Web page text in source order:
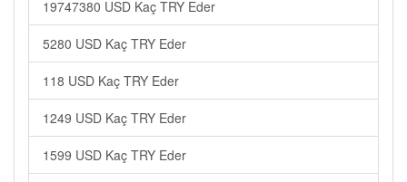
19747380 USD Kaç TRY Eder
5280 USD Kaç TRY Eder
118 USD Kaç TRY Eder
1249 USD Kaç TRY Eder
1599 USD Kaç TRY Eder